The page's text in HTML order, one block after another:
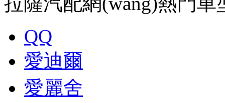
QQ
愛迪爾
愛麗舍